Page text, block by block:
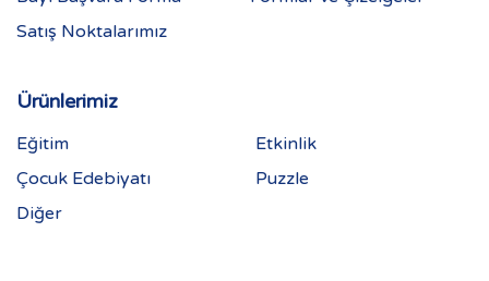
Satış Noktalarımız
Ürünlerimiz
Eğitim
Etkinlik
Çocuk Edebiyatı
Puzzle
Diğer